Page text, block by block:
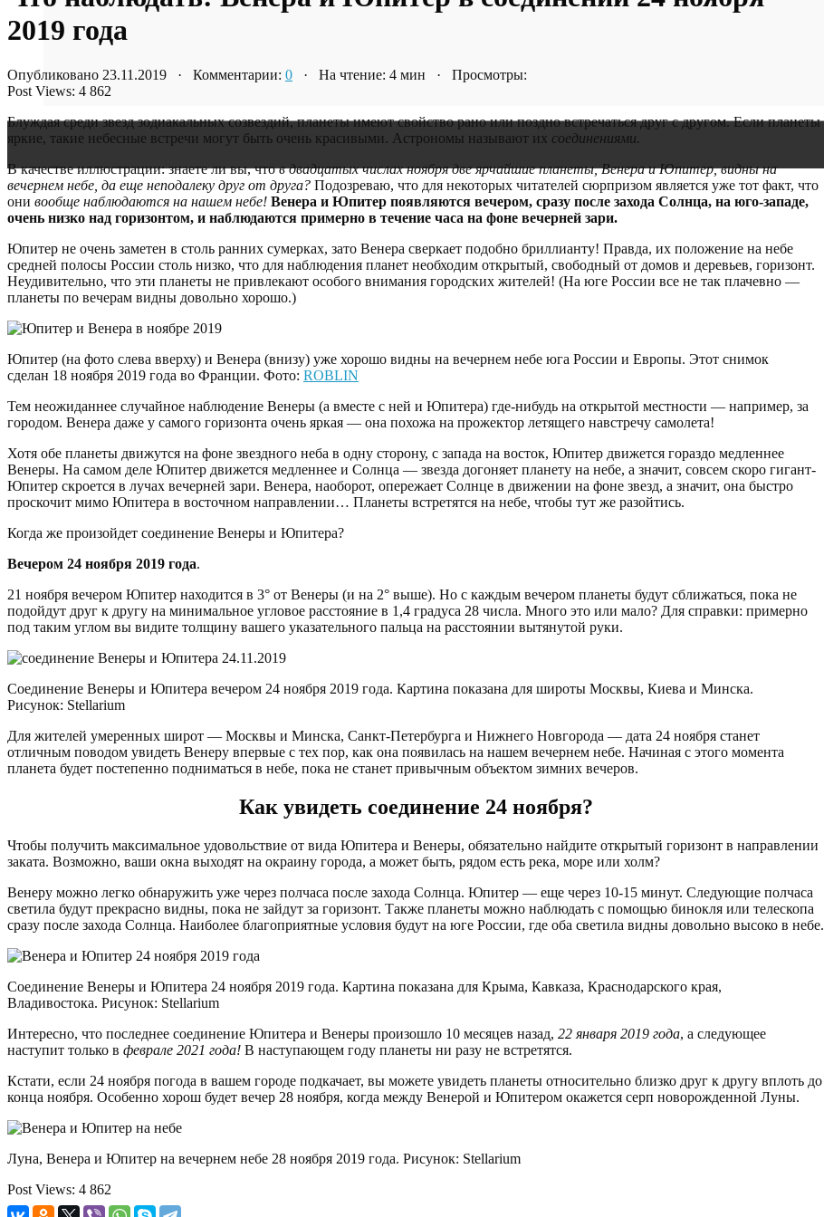
2019 года
Опубликовано 23.11.2019 · Комментарии: 0 · На чтение: 4 мин · Просмотры:
Post Views: 4 862
Блуждая среди звезд зодиакальных созвездий, планеты имеют свойство рано или поздно встречаться друг с другом. Если планеты
яркие, такие небесные встречи могут быть очень красивыми. Астрономы называют их соединениями.
В качестве иллюстрации: знаете ли вы, чтов двадцатых числах ноября две ярчайшие планеты, Венера и Юпитер, видны на
вечернем небе, да еще неподалеку друг от друга? Подозреваю, что для некоторых читателей сюрпризом является уже тот факт, что
они вообще наблюдаются на нашем небе! Венера и Юпитер появляются вечером, сразу после захода Солнца, на юго-западе,
очень низко над горизонтом, и наблюдаются примерно в течение часа на фоне вечерней зари.
Юпитер не очень заметен в столь ранних сумерках, зато Венера сверкает подобно бриллианту! Правда, их положение на небе
средней полосы России столь низко, что для наблюдения планет необходим открытый, свободный от домов и деревьев, горизонт.
Неудивительно, что эти планеты не привлекают особого внимания городских жителей! (На юге России все не так плачевно —
планеты по вечерам видны довольно хорошо.)
Юпитер (на фото слева вверху) и Венера (внизу) уже хорошо видны на вечернем небе юга России и Европы. Этот снимок
сделан 18 ноября 2019 года во Франции. Фото: ROBLIN
Тем неожиданнее случайное наблюдение Венеры (а вместе с ней и Юпитера) где-нибудь на открытой местности — например, за
городом. Венера даже у самого горизонта очень яркая — она похожа на прожектор летящего навстречу самолета!
Хотя обе планеты движутся на фоне звездного неба в одну сторону, с запада на восток, Юпитер движется гораздо медленнее
Венеры. На самом деле Юпитер движется медленнее и Солнца — звезда догоняет планету на небе, а значит, совсем скоро гигант-
Юпитер скроется в лучах вечерней зари. Венера, наоборот, опережает Солнце в движении на фоне звезд, а значит, она быстро
проскочит мимо Юпитера в восточном направлении… Планеты встретятся на небе, чтобы тут же разойтись.
Когда же произойдет соединение Венеры и Юпитера?
Вечером 24 ноября 2019 года.
21 ноября вечером Юпитер находится в 3° от Венеры (и на 2° выше). Но с каждым вечером планеты будут сближаться, пока не
подойдут друг к другу на минимальное угловое расстояние в 1,4 градуса 28 числа. Много это или мало? Для справки: примерно
под таким углом вы видите толщину вашего указательного пальца на расстоянии вытянутой руки.
Соединение Венеры и Юпитера вечером 24 ноября 2019 года. Картина показана для широты Москвы, Киева и Минска.
Рисунок: Stellarium
Для жителей умеренных широт — Москвы и Минска, Санкт-Петербурга и Нижнего Новгорода — дата 24 ноября станет
отличным поводом увидеть Венеру впервые с тех пор, как она появилась на нашем вечернем небе. Начиная с этого момента
планета будет постепенно подниматься в небе, пока не станет привычным объектом зимних вечеров.
Как увидеть соединение 24 ноября?
Чтобы получить максимальное удовольствие от вида Юпитера и Венеры, обязательно найдите открытый горизонт в направлении
заката. Возможно, ваши окна выходят на окраину города, а может быть, рядом есть река, море или холм?
Венеру можно легко обнаружить уже через полчаса после захода Солнца. Юпитер — еще через 10-15 минут. Следующие полчаса
светила будут прекрасно видны, пока не зайдут за горизонт. Также планеты можно наблюдать с помощью бинокля или телескопа
сразу после захода Солнца. Наиболее благоприятные условия будут на юге России, где оба светила видны довольно высоко в небе.
Соединение Венеры и Юпитера 24 ноября 2019 года. Картина показана для Крыма, Кавказа, Краснодарского края,
Владивостока. Рисунок: Stellarium
Интересно, что последнее соединение Юпитера и Венеры произошло 10 месяцев назад, 22 января 2019 года, а следующее
наступит только в феврале 2021 года! В наступающем году планеты ни разу не встретятся.
Кстати, если 24 ноября погода в вашем городе подкачает, вы можете увидеть планеты относительно близко друг к другу вплоть до
конца ноября. Особенно хорош будет вечер 28 ноября, когда между Венерой и Юпитером окажется серп новорожденной Луны.
Луна, Венера и Юпитер на вечернем небе 28 ноября 2019 года. Рисунок: Stellarium
Post Views: 4 862